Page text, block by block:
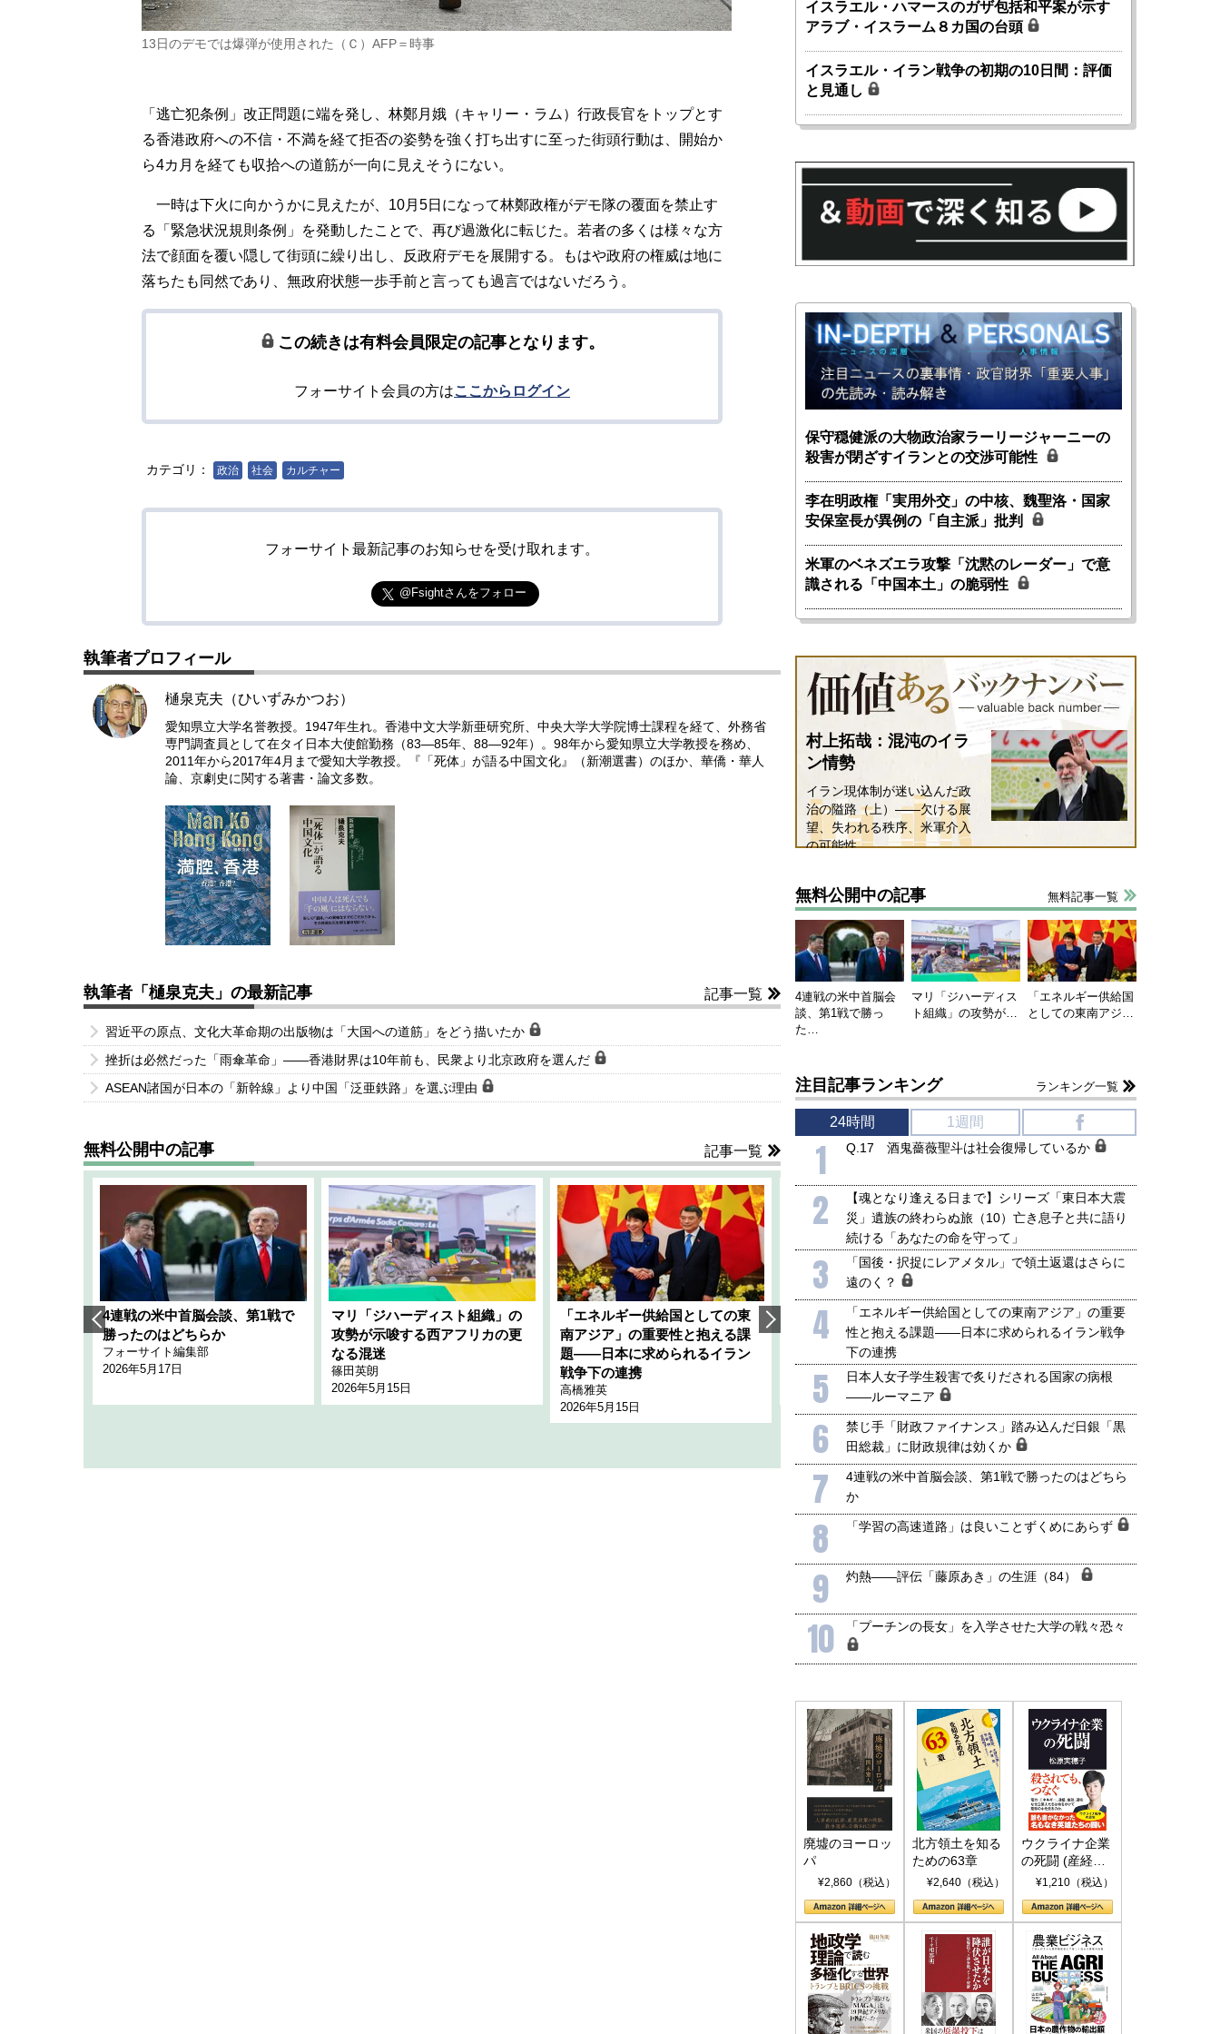
13日のデモでは爆弾が使用された（Ｃ）AFP＝時事
「逃亡犯条例」改正問題に端を発し、林鄭月娥（キャリー・ラム）行政長官をトップとす
る香港政府への不信・不満を経て拒否の姿勢を強く打ち出すに至った街頭行動は、開始か
ら4カ月を経ても収拾への道筋が一向に見えそうにない。
一時は下火に向かうかに見えたが、10月5日になって林鄭政権がデモ隊の覆面を禁止す
る「緊急状況規則条例」を発動したことで、再び過激化に転じた。若者の多くは様々な方
法で顔面を覆い隠して街頭に繰り出し、反政府デモを展開する。もはや政府の権威は地に
落ちたも同然であり、無政府状態一歩手前と言っても過言ではないだろう。
この続きは有料会員限定の記事となります。
フォーサイト会員の方はここからログイン
カテゴリ： 政治 社会 カルチャー
フォーサイト最新記事のお知らせを受け取れます。
@Fsightさんをフォロー
執筆者プロフィール
樋泉克夫（ひいずみかつお）
愛知県立大学名誉教授。1947年生れ。香港中文大学新亜研究所、中央大学大学院博士課程を経て、外務省
専門調査員として在タイ日本大使館勤務（83―85年、88―92年）。98年から愛知県立大学教授を務め、
2011年から2017年4月まで愛知大学教授。『「死体」が語る中国文化』（新潮選書）のほか、華僑・華人
論、京劇史に関する著書・論文多数。
執筆者「樋泉克夫」の最新記事 記事一覧
習近平の原点、文化大革命期の出版物は「大国への道筋」をどう描いたか
挫折は必然だった「雨傘革命」――香港財界は10年前も、民衆より北京政府を選んだ
ASEAN諸国が日本の「新幹線」より中国「泛亜鉄路」を選ぶ理由
無料公開中の記事 記事一覧
4連戦の米中首脳会談、第1戦で
勝ったのはどちらか
フォーサイト編集部
2026年5月17日
マリ「ジハーディスト組織」の
攻勢が示唆する西アフリカの更
なる混迷
篠田英朗
2026年5月15日
「エネルギー供給国としての東
南アジア」の重要性と抱える課
題――日本に求められるイラン
戦争下の連携
高橋雅英
2026年5月15日
韓国にも理解してほしい「極東
1905年体制」における日米韓安
全保障協力の意味
千々和泰明
2026年5月15日
ホルムズ海峡危機で加速したエ
ネルギー転換が「中国依存」に
小山堅
イスラエル・ハマースのガザ包括和平案が示す
アラブ・イスラーム８カ国の台頭
イスラエル・イラン戦争の初期の10日間：評価
と見通し
保守穏健派の大物政治家ラーリージャーニーの
殺害が閉ざすイランとの交渉可能性
李在明政権「実用外交」の中核、魏聖洛・国家
安保室長が異例の「自主派」批判
米軍のベネズエラ攻撃「沈黙のレーダー」で意
識される「中国本土」の脆弱性
村上拓哉：混沌のイラ
ン情勢
イラン現体制が迷い込んだ政
治の隘路（上）――欠ける展
望、失われる秩序、米軍介入
の可能性
無料公開中の記事 無料記事一覧
4連戦の米中首脳会
談、第1戦で勝っ
た…
マリ「ジハーディス
ト組織」の攻勢が…
「エネルギー供給国
としての東南アジ…
注目記事ランキング ランキング一覧
24時間 1週間
1 Q.17 酒鬼薔薇聖斗は社会復帰しているか
2
【魂となり逢える日まで】シリーズ「東日本大震
災」遺族の終わらぬ旅（10）亡き息子と共に語り
続ける「あなたの命を守って」
3
「国後・択捉にレアメタル」で領土返還はさらに
遠のく？
4
「エネルギー供給国としての東南アジア」の重要
性と抱える課題――日本に求められるイラン戦争
下の連携
5
日本人女子学生殺害で炙りだされる国家の病根
――ルーマニア
6
禁じ手「財政ファイナンス」踏み込んだ日銀「黒
田総裁」に財政規律は効くか
7
4連戦の米中首脳会談、第1戦で勝ったのはどちら
か
8 「学習の高速道路」は良いことずくめにあらず
9 灼熱――評伝「藤原あき」の生涯（84）
10 「プーチンの長女」を入学させた大学の戦々恐々
廃墟のヨーロッ
パ
¥2,860（税込）
北方領土を知る
ための63章
¥2,640（税込）
ウクライナ企業
の死闘 (産経セ
レクト S 039)
¥1,210（税込）